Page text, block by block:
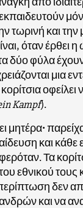
τωρινή και την
όταν έρθει
δύο φύλα
μια
οφείλει
Kampf).
μητέρα•
και κάθε
Τα
εθνικού τους
περίπτωση δεν
και να